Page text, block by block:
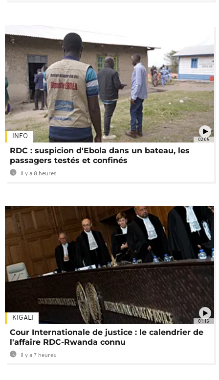
02:05
INFO
RDC : suspicion d'Ebola dans un bateau, les
passagers testés et confinés
Il y a 8 heures
01:16
KIGALI
Cour Internationale de justice : le calendrier de
l'affaire RDC-Rwanda connu
Il y a 7 heures